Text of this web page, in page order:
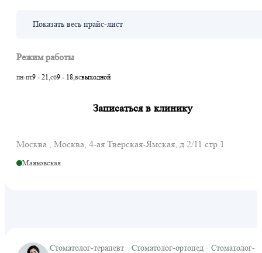
Показать весь прайс-лист
Режим работы
пн-пт9 - 21,сб9 - 18,всвыходной
Записаться в клинику
Москва , Москва, 4-ая Тверская-Ямская, д 2/11 стр 1
Маяковская
Стоматолог-терапевт · Стоматолог-ортопед · Стоматолог-